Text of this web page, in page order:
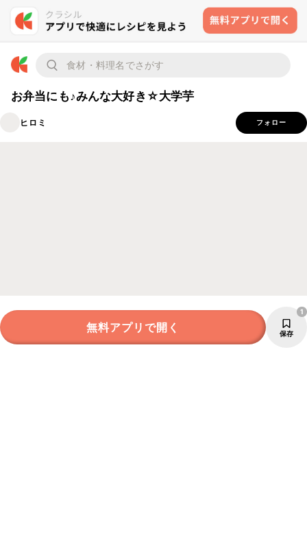
お弁当にも♪みんな大好き☆大学芋
ヒロミ フォロー
無料アプリで開く 保存
1